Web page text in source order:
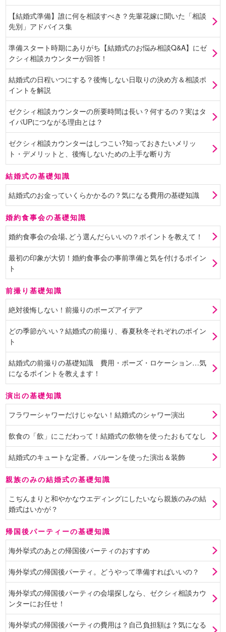
【結婚式準備】誰に何を相談すべき？先輩花嫁に聞いた「相談
先別」アドバイス集
準備スタート時期にありがち【結婚式のお悩み相談Q&A】にゼ
クシィ相談カウンターが回答！
結婚式の日程いつにする？後悔しない日取りの決め方＆相談ポ
イントを解説
ゼクシィ相談カウンターの所要時間は長い？何するの？実はタ
イパUPにつながる理由とは？
ゼクシィ相談カウンターはしつこい?知っておきたいメリッ
ト・デメリットと、後悔しないための上手な断り方
結婚式の基礎知識
結婚式のお金っていくらかかるの？気になる費用の基礎知識
婚約食事会の基礎知識
婚約食事会の会場､どう選んだらいいの？ポイントを教えて！
最初の印象が大切！婚約食事会の事前準備と気を付けるポイン
ト
前撮り基礎知識
絶対後悔しない！前撮りのポーズアイデア
どの季節がいい？結婚式の前撮り、春夏秋冬それぞれのポイン
ト
結婚式の前撮りの基礎知識 費用・ポーズ・ロケーション…気
になるポイントを教えます！
演出の基礎知識
フラワーシャワーだけじゃない！結婚式のシャワー演出
飲食の「飲」にこだわって！結婚式の飲物を使ったおもてなし
結婚式のキュートな定番。バルーンを使った演出＆装飾
親族のみの結婚式の基礎知識
こぢんまりと和やかなウエディングにしたいなら親族のみの結
婚式はいかが？
帰国後パーティーの基礎知識
海外挙式のあとの帰国後パーティのおすすめ
海外挙式の帰国後パーティ。どうやって準備すればいいの？
海外挙式の帰国後パーティの会場探しなら、ゼクシィ相談カウ
ンターにお任せ！
海外挙式の帰国後パーティの費用は？自己負担額は？気になる